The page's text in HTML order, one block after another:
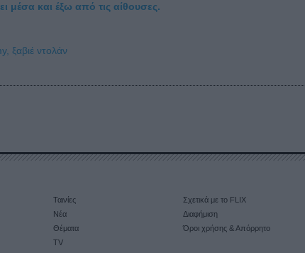
μέσα και έξω από τις αίθουσες.
ξαβιέ ντολάν
Ταινίες
Νέα
Θέματα
TV
Σχετικά με το FLIX
Διαφήμιση
Όροι χρήσης & Απόρρητο